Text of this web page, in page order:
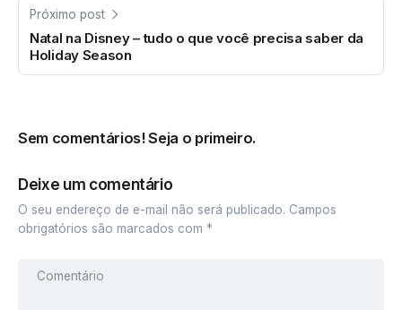
Próximo post
Natal na Disney – tudo o que você precisa saber da
Holiday Season
Sem comentários! Seja o primeiro.
Deixe um comentário
O seu endereço de e-mail não será publicado. Campos
obrigatórios são marcados com *